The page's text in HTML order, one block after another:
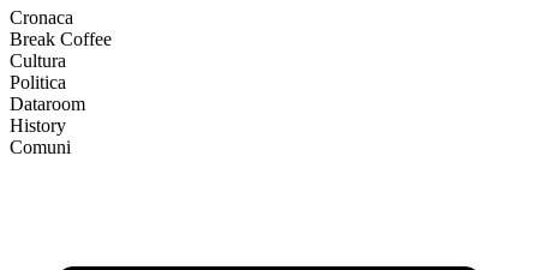
Cronaca
Break Coffee
Cultura
Politica
Dataroom
History
Comuni